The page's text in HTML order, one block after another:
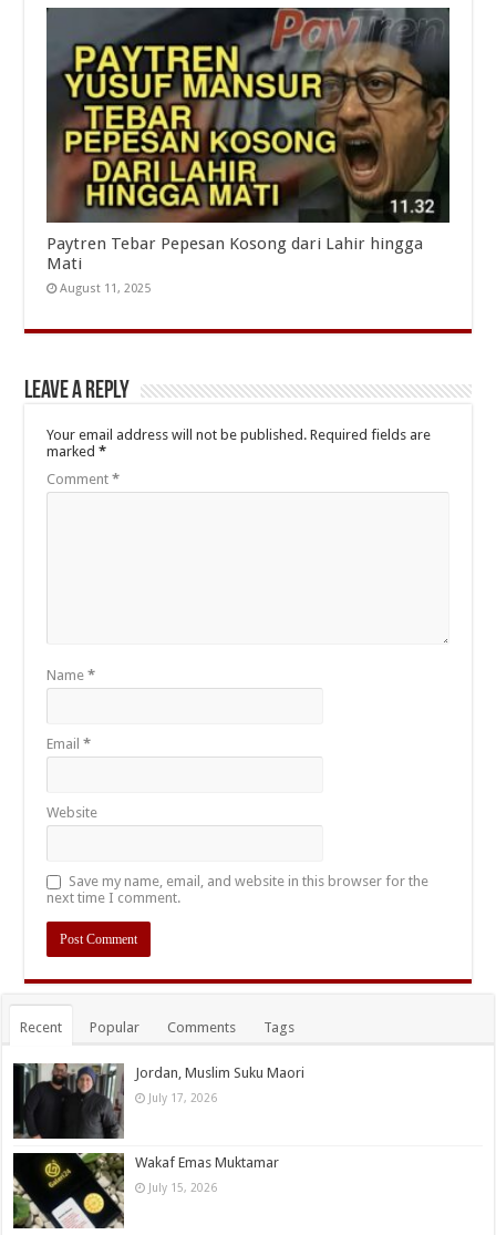
Paytren Tebar Pepesan Kosong dari Lahir hingga
Mati
August 11, 2025
Leave a Reply
Your email address will not be published. Required fields are
marked*
Comment*
Name*
Email*
Website
Save my name, email, and website in this browser for the
next time I comment.
Recent Popular Comments Tags
Jordan, Muslim Suku Maori
July 17, 2026
Wakaf Emas Muktamar
July 15, 2026